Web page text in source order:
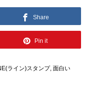
Share
Pin it
ライン)スタンプ, 面白い